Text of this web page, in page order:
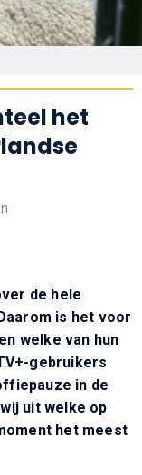
het
de hele
is het voor
welke van hun
gebruikers
in de
uit welke op
het meest